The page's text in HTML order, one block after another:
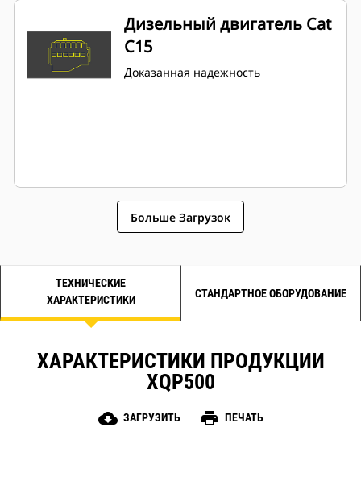
Дизельный двигатель Cat
C15
Доказанная надежность
Больше Загрузок
ТЕХНИЧЕСКИЕ
ХАРАКТЕРИСТИКИ
СТАНДАРТНОЕ ОБОРУДОВАНИЕ
ХАРАКТЕРИСТИКИ ПРОДУКЦИИ
XQP500
cloud_download ЗАГРУЗИТЬ print ПЕЧАТЬ